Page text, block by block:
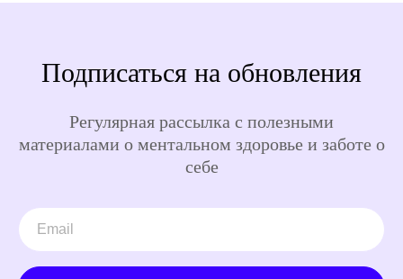
Подписаться на обновления
Регулярная рассылка с полезными
материалами о ментальном здоровье и заботе о
себе